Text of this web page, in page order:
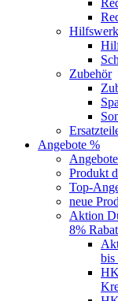
Zubehör
Angebote %
Produkt
Top-
neue
Aktion
8%
bis